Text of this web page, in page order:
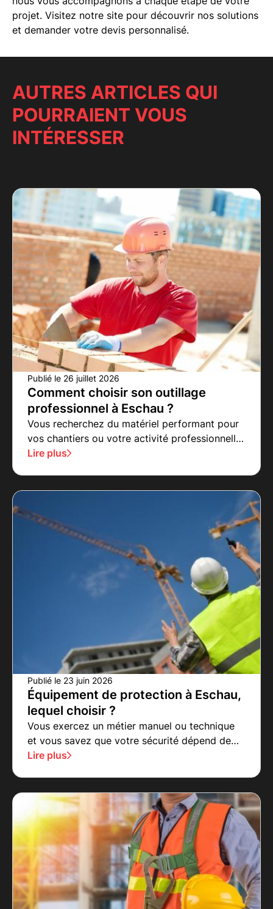
projet. Visitez notre site pour découvrir nos solutions
et demander votre devis personnalisé.
AUTRES ARTICLES QUI
POURRAIENT VOUS
INTÉRESSER
Publié le 26 juillet 2026
Comment choisir son outillage
professionnel à Eschau ?
Vous recherchez du matériel performant pour
vos chantiers ou votre activité professionnelle
à Eschau ?
Lire plus
Publié le 23 juin 2026
Équipement de protection à Eschau,
lequel choisir ?
Vous exercez un métier manuel ou technique
et vous savez que votre sécurité dépend de
vos équipements de protection ?
Lire plus